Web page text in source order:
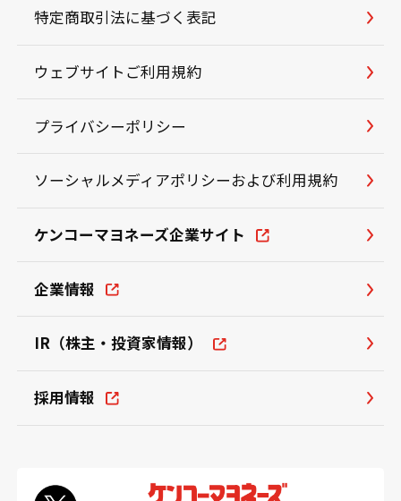
特定商取引法に基づく表記
ウェブサイトご利用規約
プライバシーポリシー
ソーシャルメディアポリシーおよび利用規約
ケンコーマヨネーズ企業サイト
企業情報
IR（株主・投資家情報）
採用情報